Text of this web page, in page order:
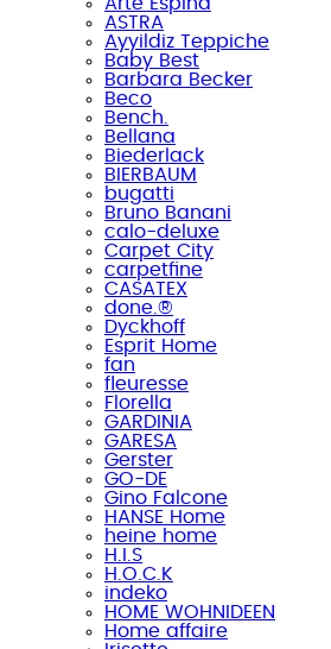
ASTRA
Ayyildiz Teppiche
Baby Best
Barbara Becker
Beco
Bench.
Bellana
Biederlack
BIERBAUM
bugatti
Bruno Banani
calo-deluxe
Carpet City
carpetfine
CASATEX
done.®
Dyckhoff
Esprit Home
fan
fleuresse
Florella
GARDINIA
GARESA
Gerster
GO-DE
Gino Falcone
HANSE Home
heine home
H.I.S
H.O.C.K
indeko
HOME WOHNIDEEN
Home affaire